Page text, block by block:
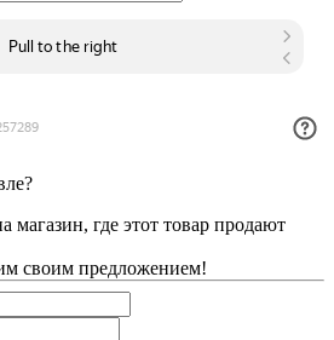
магазин, где этот товар продают
своим предложением!